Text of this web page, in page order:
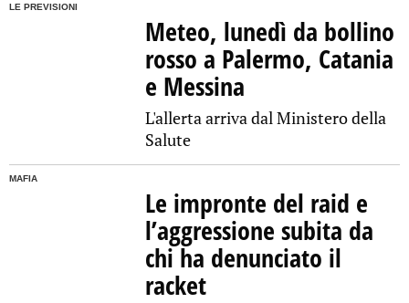
LE PREVISIONI
Meteo, lunedì da bollino
rosso a Palermo, Catania
e Messina
L'allerta arriva dal Ministero della
Salute
MAFIA
Le impronte del raid e
l’aggressione subita da
chi ha denunciato il
racket